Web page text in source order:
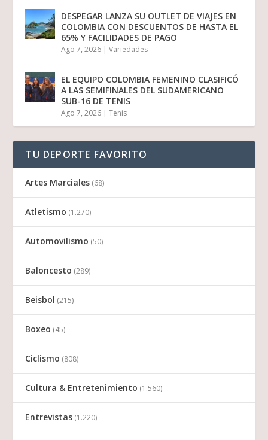
DESPEGAR LANZA SU OUTLET DE VIAJES EN
COLOMBIA CON DESCUENTOS DE HASTA EL
65% Y FACILIDADES DE PAGO
Ago 7, 2026 |Variedades
EL EQUIPO COLOMBIA FEMENINO CLASIFICÓ
A LAS SEMIFINALES DEL SUDAMERICANO
SUB-16 DE TENIS
Ago 7, 2026 |Tenis
TU DEPORTE FAVORITO
Artes Marciales (68)
Atletismo (1.270)
Automovilismo (50)
Baloncesto (289)
Beisbol (215)
Boxeo (45)
Ciclismo (808)
Cultura & Entretenimiento (1.560)
Entrevistas (1.220)